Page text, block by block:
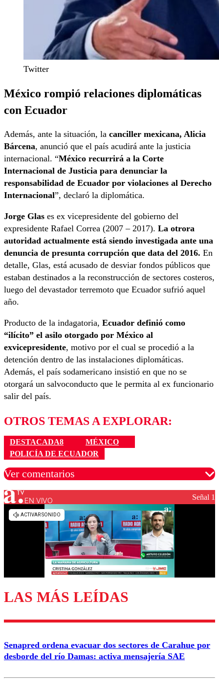
Twitter
México rompió relaciones diplomáticas
con Ecuador
Además, ante la situación, la canciller mexicana, Alicia
Bárcena, anunció que el país acudirá ante la justicia
internacional. “México recurrirá a la Corte
Internacional de Justicia para denunciar la
responsabilidad de Ecuador por violaciones al Derecho
Internacional”, declaró la diplomática.
Jorge Glas es ex vicepresidente del gobierno del
expresidente Rafael Correa (2007 – 2017). La otrora
autoridad actualmente está siendo investigada ante una
denuncia de presunta corrupción que data del 2016. En
detalle, Glas, está acusado de desviar fondos públicos que
estaban destinados a la reconstrucción de sectores costeros,
luego del devastador terremoto que Ecuador sufrió aquel
año.
Producto de la indagatoria, Ecuador definió como
“ilícito” el asilo otorgado por México al
exvicepresidente, motivo por el cual se procedió a la
detención dentro de las instalaciones diplomáticas.
Además, el país sodamericano insistió en que no se
otorgará un salvoconducto que le permita al ex funcionario
salir del país.
OTROS TEMAS A EXPLORAR:
DESTACADA8
MÉXICO
POLICÍA DE ECUADOR
Ver comentarios
Los comentarios son moderados para garantizar un
diálogo respetuoso.
Enviar comentario
EN VIVO Señal 1
LAS MÁS LEÍDAS
Senapred ordena evacuar dos sectores de Carahue por
desborde del río Damas: activa mensajería SAE